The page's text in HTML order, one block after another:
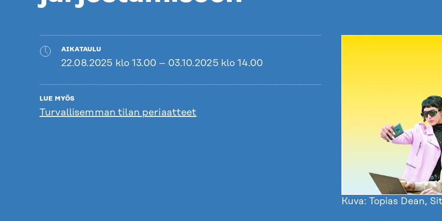
AIKATAULU
22.08.2025 klo 13.00 – 03.10.2025 klo 14.00
LUE MYÖS
Turvallisemman tilan periaatteet
Kuva: Topias Dean,